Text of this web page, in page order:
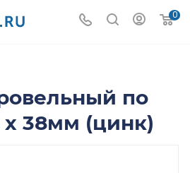
0
по
х 38мм (цинк)